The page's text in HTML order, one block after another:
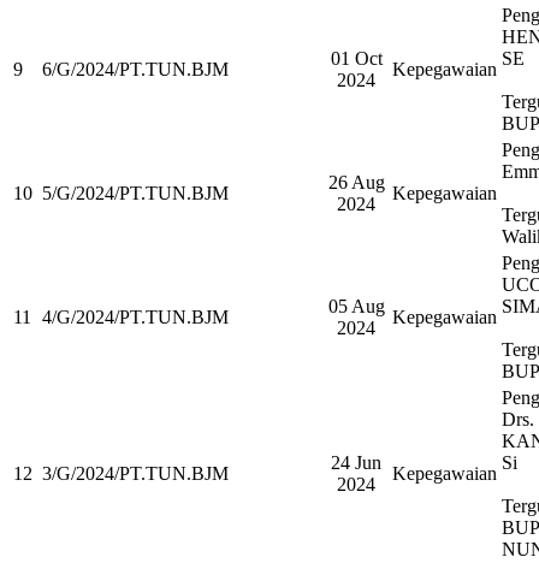
9 6/G/2024/PT.TUN.BJM
01 Oct
2024
Kepegawaian
SE
10 5/G/2024/PT.TUN.BJM
26 Aug
2024
Kepegawaian
11 4/G/2024/PT.TUN.BJM
05 Aug
2024
Kepegawaian
12 3/G/2024/PT.TUN.BJM
24 Jun
2024
Kepegawaian
Drs.
Si